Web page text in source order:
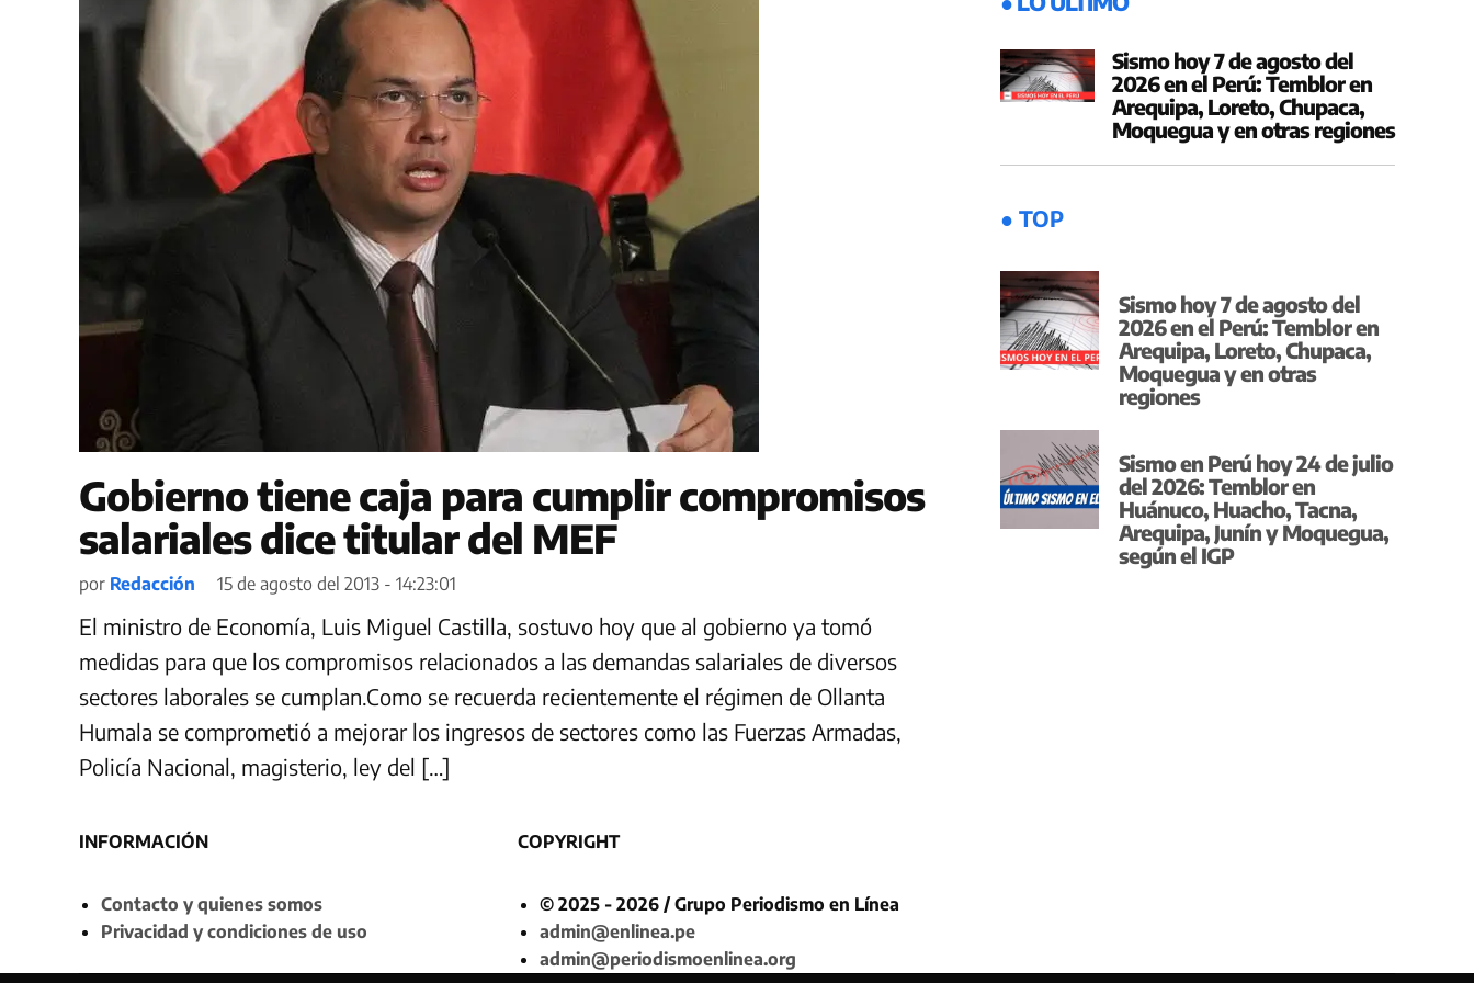
Gobierno tiene caja para cumplir compromisos
salariales dice titular del MEF
por Redacción 15 de agosto del 2013 - 14:23:01
El ministro de Economía, Luis Miguel Castilla, sostuvo hoy que al gobierno ya tomó
medidas para que los compromisos relacionados a las demandas salariales de diversos
sectores laborales se cumplan.Como se recuerda recientemente el régimen de Ollanta
Humala se comprometió a mejorar los ingresos de sectores como las Fuerzas Armadas,
Policía Nacional, magisterio, ley del […]
Sismo hoy 7 de agosto del
2026 en el Perú: Temblor en
Arequipa, Loreto, Chupaca,
Moquegua y en otras regiones
● TOP
Sismo hoy 7 de agosto del
2026 en el Perú: Temblor en
Arequipa, Loreto, Chupaca,
Moquegua y en otras
regiones
Sismo en Perú hoy 24 de julio
del 2026: Temblor en
Huánuco, Huacho, Tacna,
Arequipa, Junín y Moquegua,
según el IGP
INFORMACIÓN
Contacto y quienes somos
Privacidad y condiciones de uso
COPYRIGHT
© 2025 - 2026 / Grupo Periodismo en Línea
admin@enlinea.pe
admin@periodismoenlinea.org